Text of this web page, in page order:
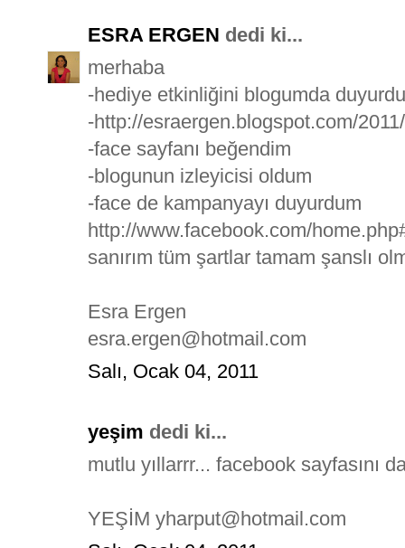
ESRA ERGEN dedi ki...
merhaba
-hediye etkinliğini blogumda
-http://esraergen.blogspot.com/
-face sayfanı beğendim
-blogunun izleyicisi oldum
-face de kampanyayı duyurdum
http://www.facebook.com/
sanırım tüm şartlar tamam şanslı
Esra Ergen
esra.ergen@hotmail.com
Salı, Ocak 04, 2011
yeşim dedi ki...
mutlu yıllarrr... facebook sayfasını
YEŞİM yharput@hotmail.com